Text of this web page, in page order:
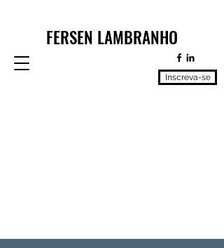
FERSEN LAMBRANHO
Inscreva-se